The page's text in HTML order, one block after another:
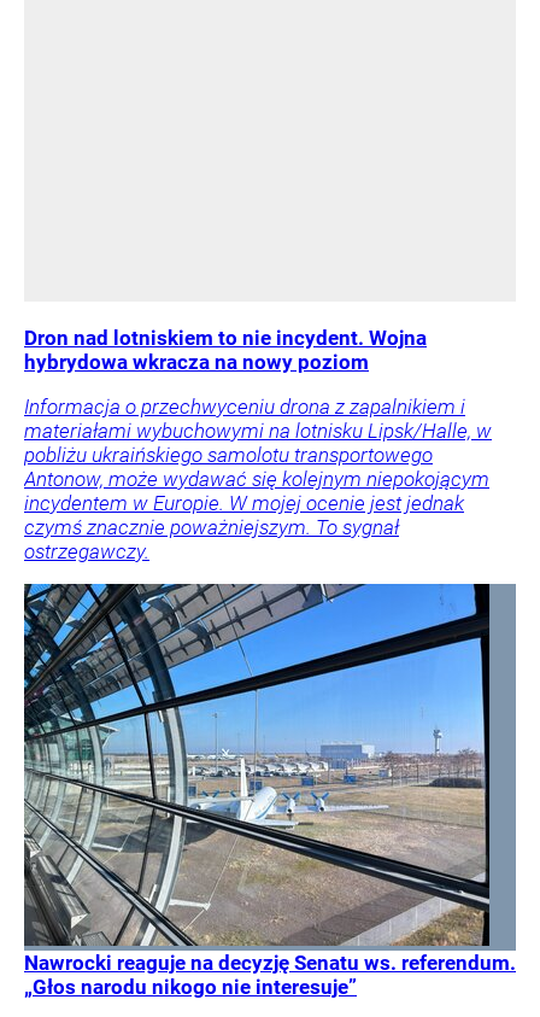
Dron nad lotniskiem to nie incydent. Wojna
hybrydowa wkracza na nowy poziom
Informacja o przechwyceniu drona z zapalnikiem i
materiałami wybuchowymi na lotnisku Lipsk/Halle, w
pobliżu ukraińskiego samolotu transportowego
Antonow, może wydawać się kolejnym niepokojącym
incydentem w Europie. W mojej ocenie jest jednak
czymś znacznie poważniejszym. To sygnał
ostrzegawczy.
Nawrocki reaguje na decyzję Senatu ws. referendum.
„Głos narodu nikogo nie interesuje”